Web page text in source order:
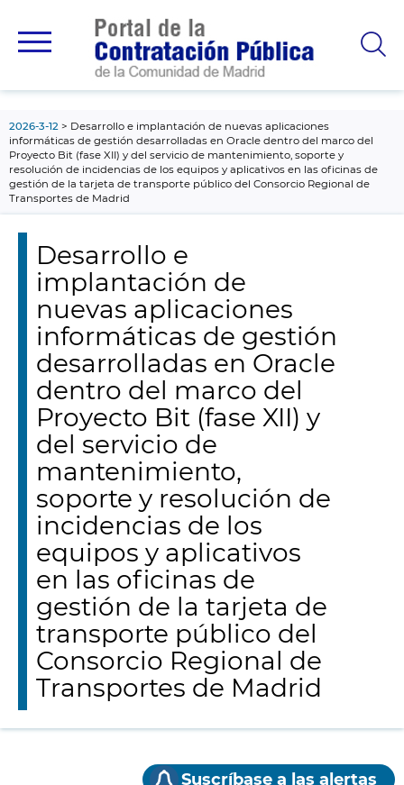
principal
2026-3-12
Desarrollo e implantación de nuevas aplicaciones
informáticas de gestión desarrolladas en Oracle dentro del marco del
Proyecto Bit (fase XII) y del servicio de mantenimiento, soporte y
resolución de incidencias de los equipos y aplicativos en las oficinas de
gestión de la tarjeta de transporte público del Consorcio Regional de
Transportes de Madrid
Desarrollo e
implantación de
nuevas aplicaciones
informáticas de gestión
desarrolladas en Oracle
dentro del marco del
Proyecto Bit (fase XII) y
del servicio de
mantenimiento,
soporte y resolución de
incidencias de los
equipos y aplicativos
en las oficinas de
gestión de la tarjeta de
transporte público del
Consorcio Regional de
Transportes de Madrid
Suscríbase a las alertas